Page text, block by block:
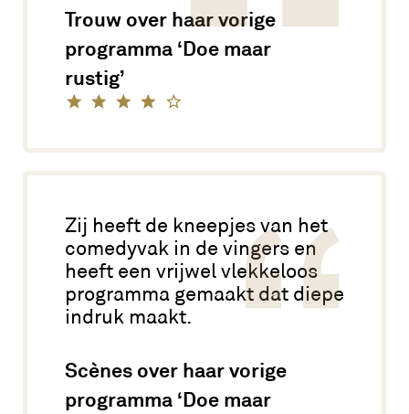
Trouw over haar vorige
programma ‘Doe maar
rustig’
Zij heeft de kneepjes van het
comedyvak in de vingers en
heeft een vrijwel vlekkeloos
programma gemaakt dat diepe
indruk maakt.
Scènes over haar vorige
programma ‘Doe maar